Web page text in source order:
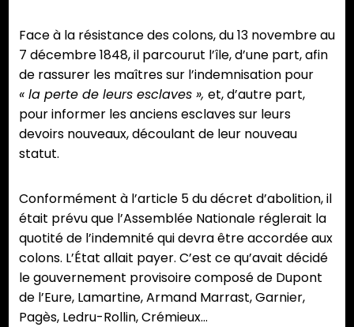
Face à la résistance des colons, du 13 novembre au
7 décembre 1848, il parcourut l’île, d’une part, afin
de rassurer les maîtres sur l’indemnisation pour
« la perte de leurs esclaves », et, d’autre part,
pour informer les anciens esclaves sur leurs
devoirs nouveaux, découlant de leur nouveau
statut.
Conformément à l’article 5 du décret d’abolition, il
était prévu que l’Assemblée Nationale réglerait la
quotité de l’indemnité qui devra être accordée aux
colons. L’État allait payer. C’est ce qu’avait décidé
le gouvernement provisoire composé de Dupont
de l’Eure, Lamartine, Armand Marrast, Garnier,
Pagès, Ledru-Rollin, Crémieux…